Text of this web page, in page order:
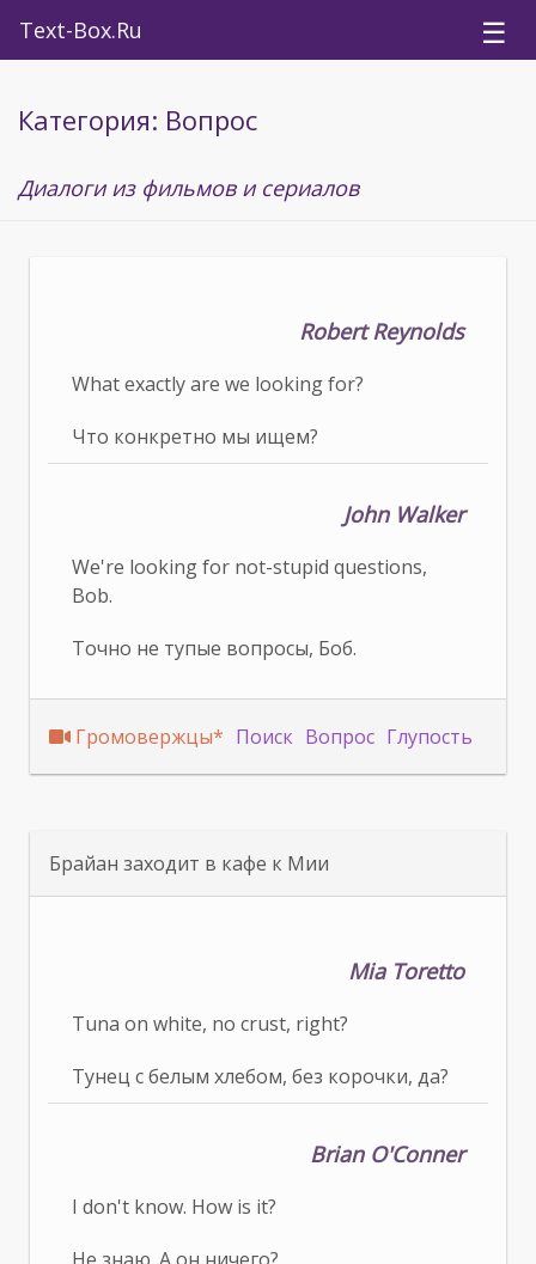
Text-Box.Ru ☰
Категория: Вопрос
Диалоги из фильмов и сериалов
Robert Reynolds
What exactly are we looking for?
Что конкретно мы ищем?
John Walker
We're looking for not-stupid questions,
Bob.
Точно не тупые вопросы, Боб.
Громовержцы* Поиск Вопрос Глупость
Брайан заходит в кафе к Мии
Mia Toretto
Tuna on white, no crust, right?
Тунец с белым хлебом, без корочки, да?
Brian O'Conner
I don't know. How is it?